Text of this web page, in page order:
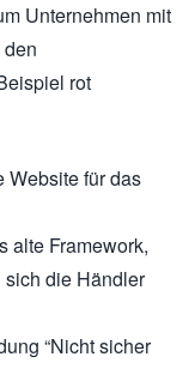
Unternehmen mit
rot
Website für das
alte Framework,
sich die Händler
“Nicht sicher